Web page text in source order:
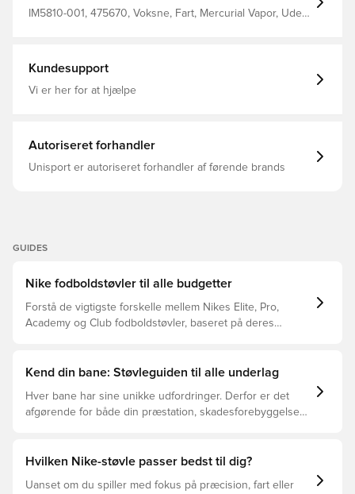
IM5810-001, 475670, Voksne, Fart, Mercurial Vapor, Uden
Kundesupport
Vi er her for at hjælpe
Autoriseret forhandler
Unisport er autoriseret forhandler af førende brands
GUIDES
Nike fodboldstøvler til alle budgetter
Forstå de vigtigste forskelle mellem Nikes Elite, Pro,
Academy og Club fodboldstøvler, baseret på deres
Kend din bane: Støvleguiden til alle underlag
Hver bane har sine unikke udfordringer. Derfor er det
afgørende for både din præstation, skadesforebyggelse
støvler der er det bedste valg til de forskellige typer
Hvilken Nike-støvle passer bedst til dig?
Uanset om du spiller med fokus på præcision, fart eller